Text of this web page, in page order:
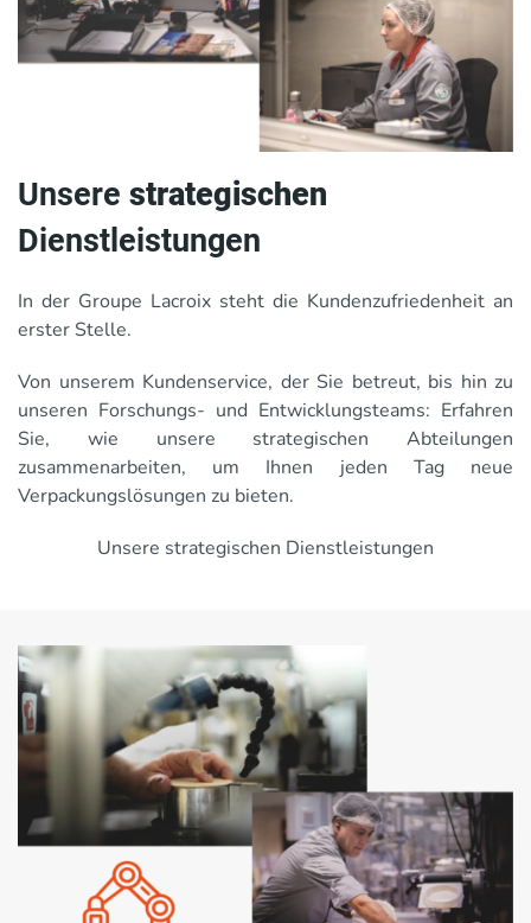
Unsere strategischen
Dienstleistungen
In der Groupe Lacroix steht die Kundenzufriedenheit an
erster Stelle.
Von unserem Kundenservice, der Sie betreut, bis hin zu
unseren Forschungs- und Entwicklungsteams: Erfahren
Sie, wie unsere strategischen Abteilungen
zusammenarbeiten, um Ihnen jeden Tag neue
Verpackungslösungen zu bieten.
Unsere strategischen Dienstleistungen